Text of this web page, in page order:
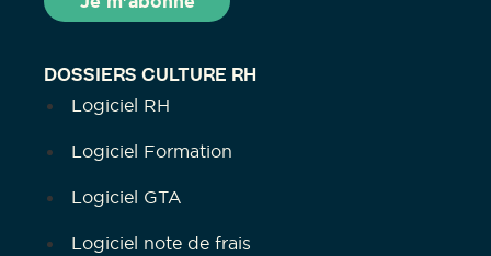
DOSSIERS CULTURE RH
Logiciel RH
Logiciel Formation
Logiciel GTA
Logiciel note de frais